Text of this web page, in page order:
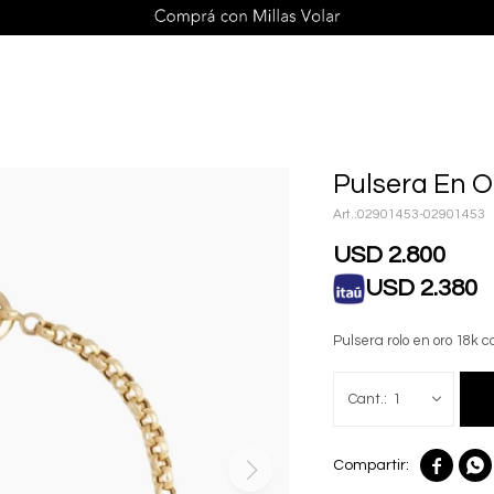
Pulsera En
02901453-02901453
USD 2.800
USD 2.380
Pulsera rolo en oro 18k
1
 